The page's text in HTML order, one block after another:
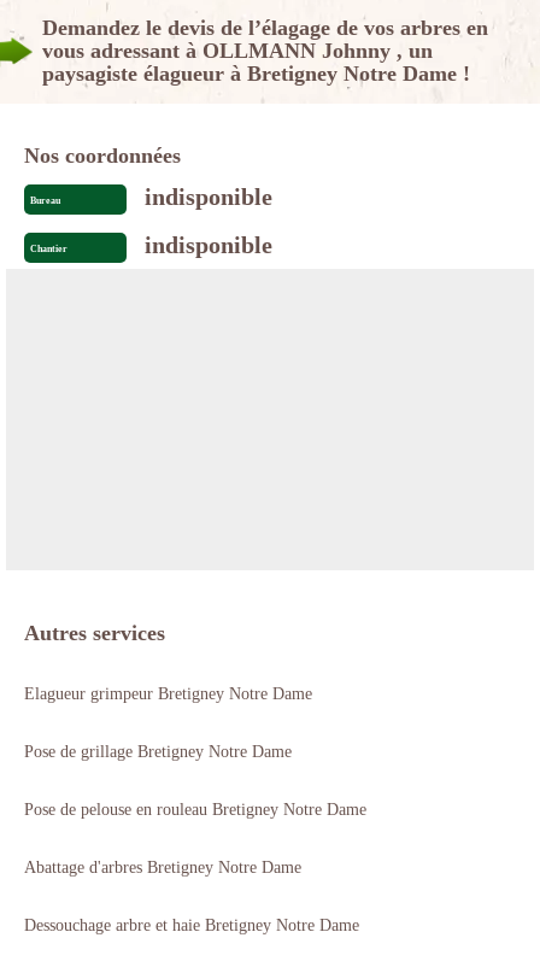
Demandez le devis de l’élagage de vos arbres en
vous adressant à OLLMANN Johnny , un
paysagiste élagueur à Bretigney Notre Dame !
Nos coordonnées
Bureau indisponible
Chantier indisponible
Autres services
Elagueur grimpeur Bretigney Notre Dame
Pose de grillage Bretigney Notre Dame
Pose de pelouse en rouleau Bretigney Notre Dame
Abattage d'arbres Bretigney Notre Dame
Dessouchage arbre et haie Bretigney Notre Dame